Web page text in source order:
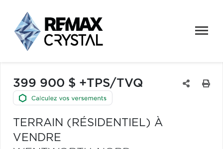
399 900 $ +TPS/TVQ
TERRAIN (RÉSIDENTIEL) À
VENDRE